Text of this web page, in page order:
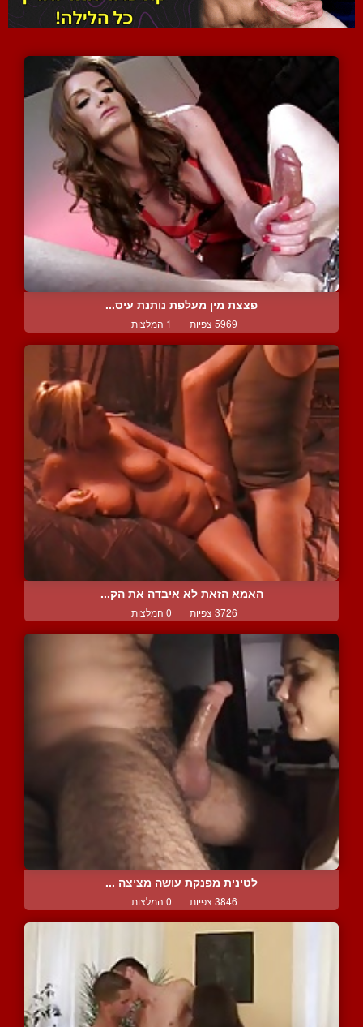
פצצת מין מעלפת נותנת עיס...
5969 צפיות | 1 המלצות
האמא הזאת לא איבדה את הק...
3726 צפיות | 0 המלצות
לטינית מפנקת עושה מציצה ...
3846 צפיות | 0 המלצות